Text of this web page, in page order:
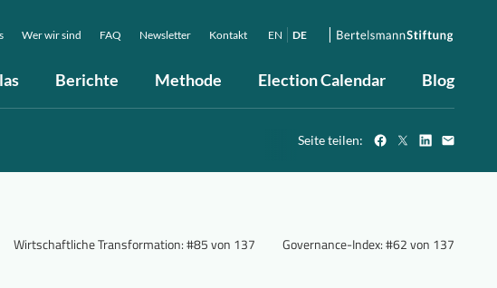
Berichte Methode Election Calendar Blog
Wer wir sind FAQ Newsletter Kontakt EN DE
Seite teilen:
Wirtschaftliche Transformation:#85 von 137 Governance-Index:#62 von 137